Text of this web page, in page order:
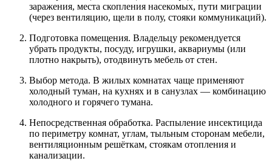
заражения, места скопления насекомых, пути миграции
(через вентиляцию, щели в полу, стояки коммуникаций).
Подготовка помещения. Владельцу рекомендуется
убрать продукты, посуду, игрушки, аквариумы (или
плотно накрыть), отодвинуть мебель от стен.
Выбор метода. В жилых комнатах чаще применяют
холодный туман, на кухнях и в санузлах — комбинацию
холодного и горячего тумана.
Непосредственная обработка. Распыление инсектицида
по периметру комнат, углам, тыльным сторонам мебели,
вентиляционным решёткам, стоякам отопления и
канализации.